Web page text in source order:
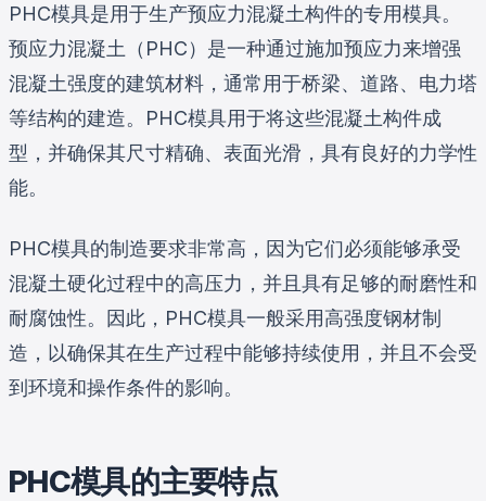
PHC模具是用于生产预应力混凝土构件的专用模具。
预应力混凝土（PHC）是一种通过施加预应力来增强
混凝土强度的建筑材料，通常用于桥梁、道路、电力塔
等结构的建造。PHC模具用于将这些混凝土构件成
型，并确保其尺寸精确、表面光滑，具有良好的力学性
能。
PHC模具的制造要求非常高，因为它们必须能够承受
混凝土硬化过程中的高压力，并且具有足够的耐磨性和
耐腐蚀性。因此，PHC模具一般采用高强度钢材制
造，以确保其在生产过程中能够持续使用，并且不会受
到环境和操作条件的影响。
PHC模具的主要特点